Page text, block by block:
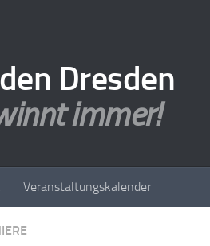
Dresden
immer!
Veranstaltungskalender